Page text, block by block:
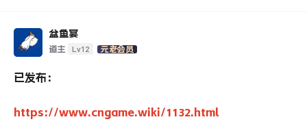
盆鱼宴
道主 Lv12 元老会员
已发布：
https://www.cngame.wiki/1132.html